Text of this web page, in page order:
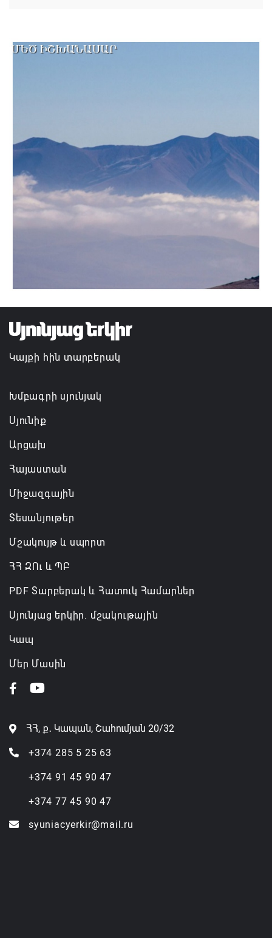
Կայքի հին տարբերակ
Խմբագրի սյունյակ
Սյունիք
Արցախ
Հայաստան
Միջազգային
Տեսանյութեր
Մշակույթ և սպորտ
ՀՀ ԶՈւ և ՊԲ
PDF Տարբերակ և Հատուկ Համարներ
Սյունյաց երկիր. մշակութային
Կապ
Մեր Մասին
ՀՀ, ք․ Կապան, Շահումյան 20/32
+374 285 5 25 63
+374 91 45 90 47
+374 77 45 90 47
syuniacyerkir@mail.ru